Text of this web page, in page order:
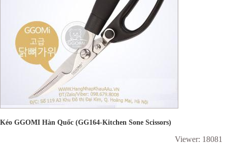
Kéo GGOMI Hàn Quốc (GG164-Kitchen Sone Scissors)
Viewer: 18081